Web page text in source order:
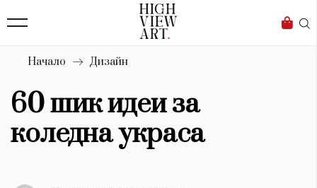
Бизнес
Мода
Dialogue
Изкуство
4340
Начало Дизайн
60 шик идеи за
коледна украса